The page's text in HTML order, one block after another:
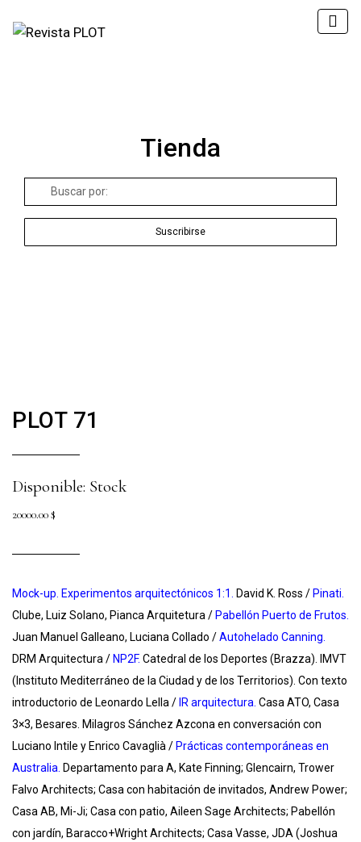
Tienda
Buscar
por:
Suscribirse
PLOT 71
Disponible: Stock
20000.00$
Mock-up. Experimentos arquitectónicos 1:1. David K. Ross / Pinati.
Clube, Luiz Solano, Pianca Arquitetura / Pabellón Puerto de Frutos.
Juan Manuel Galleano, Luciana Collado /Autohelado Canning.
DRM Arquitectura / NP2F. Catedral de los Deportes (Brazza). IMVT
(Instituto Mediterráneo de la Ciudad y de los Territorios). Con texto
introductorio de Leonardo Lella / IR arquitectura. Casa ATO, Casa
3×3, Besares. Milagros Sánchez Azcona en conversación con
Luciano Intile y Enrico Cavaglià / Prácticas contemporáneas en
Australia. Departamento para A, Kate Finning; Glencairn, Trower
Falvo Architects; Casa con habitación de invitados, Andrew Power;
Casa AB, Mi-Ji; Casa con patio, Aileen Sage Architects; Pabellón
con jardín, Baracco+Wright Architects; Casa Vasse, JDA (Joshua